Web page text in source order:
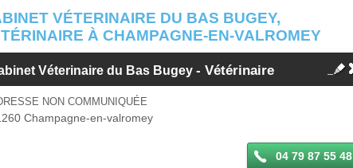
VÉTERINAIRE DU BAS BUGEY,
À CHAMPAGNE-EN-VALROMEY
Véterinaire du Bas Bugey- Vétérinaire
NON COMMUNIQUÉE
Champagne-en-valromey
04 79 87 55 48